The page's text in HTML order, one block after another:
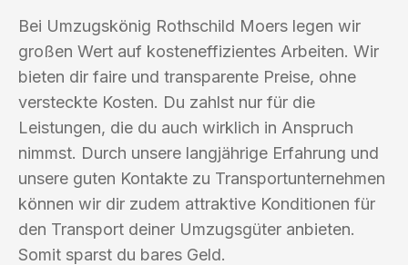
Bei Umzugskönig Rothschild Moers legen wir
großen Wert auf kosteneffizientes Arbeiten. Wir
bieten dir faire und transparente Preise, ohne
versteckte Kosten. Du zahlst nur für die
Leistungen, die du auch wirklich in Anspruch
nimmst. Durch unsere langjährige Erfahrung und
unsere guten Kontakte zu Transportunternehmen
können wir dir zudem attraktive Konditionen für
den Transport deiner Umzugsgüter anbieten.
Somit sparst du bares Geld.